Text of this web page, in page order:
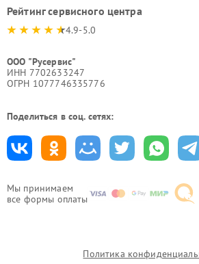
Мы принимаем
все формы оплаты
Рейтинг сервисного центра
4.9-5.0
ООО "Русервис"
ИНН 7702633247
ОГРН 1077746335776
Поделиться в соц. сетях:
Политика